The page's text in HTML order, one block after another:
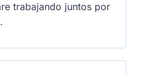
trabajando juntos por